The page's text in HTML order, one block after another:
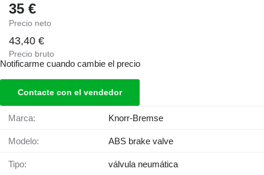
35 €
Precio neto
43,40 €
Precio bruto
Notificarme cuando cambie el precio
Contacte con el vendedor
Marca: Knorr-Bremse
Modelo: ABS brake valve
Tipo: válvula neumática